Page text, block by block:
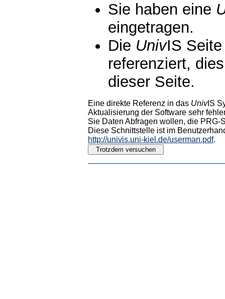
Sie haben eine
eingetragen.
Die UnivIS
referenziert,
dieser Seite.
Eine direkte Referenz in das UnivIS
Aktualisierung der Software sehr
Sie Daten Abfragen wollen, die PRG-
Diese Schnittstelle ist im
http://univis.uni-kiel.de/userman.pdf.